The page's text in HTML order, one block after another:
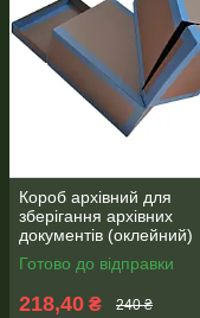
Короб архівний для
зберігання архівних
документів (оклейний)
390х270х180 мм
Готово до відправки
218,40 ₴ 240 ₴